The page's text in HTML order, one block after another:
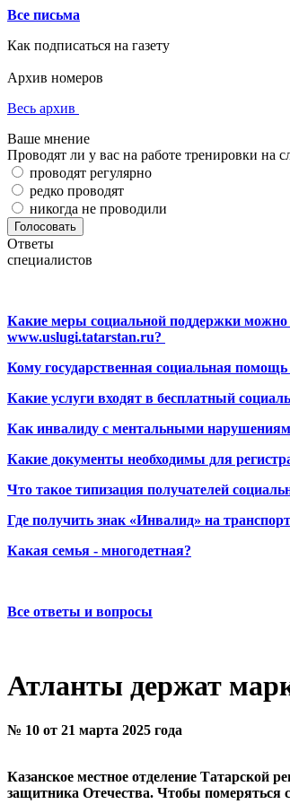
Все письма
Как подписаться на газету
Архив номеров
Весь архив
Ваше мнение
Проводят ли у вас на работе тренировки на
проводят регулярно
редко проводят
никогда не проводили
Ответы
специалистов
Какие меры социальной поддержки можно
www.uslugi.tatarstan.ru?
Кому государственная социальная
Какие услуги входят в бесплатный
Как инвалиду с ментальными
Какие документы необходимы для
Что такое типизация получателей
Где получить знак «Инвалид» на
Какая семья - многодетная?
Все ответы и вопросы
Атланты держат
№ 10 от 21 марта 2025 года
Казанское местное отделение Татарской
защитника Отечества. Чтобы померяться